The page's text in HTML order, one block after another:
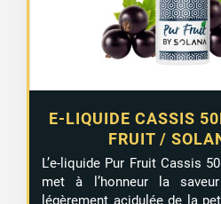
E-LIQUIDE CASSIS
FRUIT /
L’e-liquide Pur Fruit Cassis
met à l’honneur la